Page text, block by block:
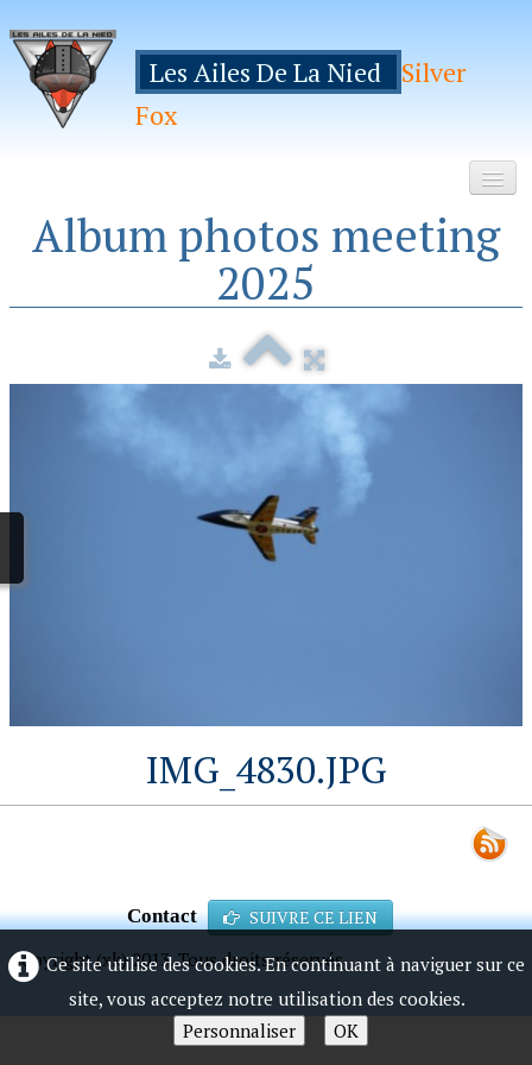
Les Ailes De La Nied
Silver
Fox
Accueil
Album photos meeting
2025
IMG_4830.JPG
Contact SUIVRE CE LIEN
Copyright (xk) 2013. Tous droits réservés.
Ce site utilise des cookies. En continuant à naviguer sur ce
site, vous acceptez notre utilisation des cookies.
Personnaliser
OK